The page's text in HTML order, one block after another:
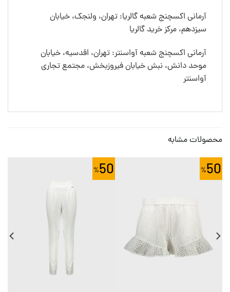
آرمانی اکسچنج شعبه گالریا: تهران، ولنجک، خیابان
سیزدهم، مرکز خرید گالریا
آرمانی اکسچنج شعبه آواسنتر: تهران، اقدسیه، خیابان
موحد دانش، نبش خیابان فیروزبخش، مجتمع تجاری
آواسنتر
محصولات مشابه
50
50